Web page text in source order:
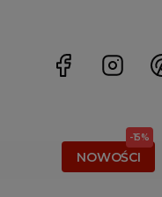
NOWOŚCI
-15%